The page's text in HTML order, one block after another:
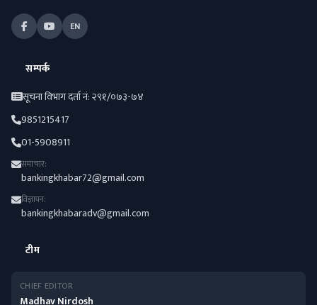
EN
सम्पर्क
सूचना विभाग दर्ता नं: २९१/०७३-७४
9851215417
01-5908911
समाचार:
bankingkhabar72@gmail.com
विज्ञापन:
bankingkhabaradv@gmail.com
टीम
CHIEF EDITOR
Madhav Nirdosh